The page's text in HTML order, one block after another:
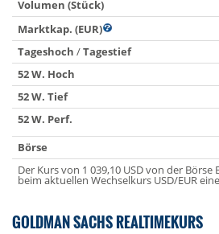
Volumen (Stück)
Marktkap. (EUR)
Tageshoch /Tagestief
52 W. Hoch
52 W. Tief
52 W. Perf.
Börse
Der Kurs von 1 039,10 USD von der Börse
beim aktuellen Wechselkurs USD/EUR
GOLDMAN SACHS REALTIMEKURS